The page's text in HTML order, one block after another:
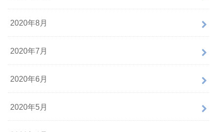
2020年8月
2020年7月
2020年6月
2020年5月